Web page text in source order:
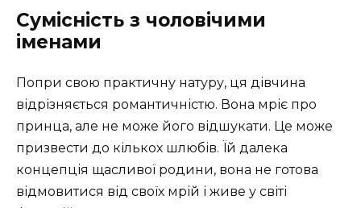
Сумісність з чоловічими
іменами
Попри свою практичну натуру, ця дівчина
відрізняється романтичністю. Вона мріє про
принца, але не може його відшукати. Це може
призвести до кількох шлюбів. Їй далека
концепція щасливої родини, вона не готова
відмовитися від своїх мрій і живе у світі